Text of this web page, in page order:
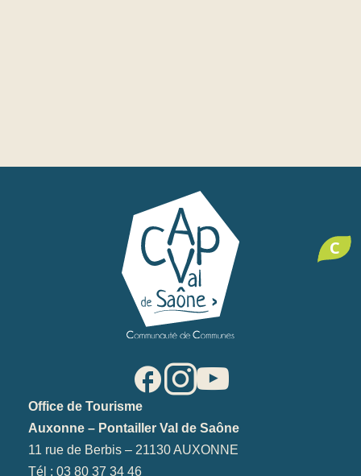
Office de Tourisme
Auxonne – Pontailler Val de Saône
11 rue de Berbis – 21130 AUXONNE
Tél : 03 80 37 34 46
C